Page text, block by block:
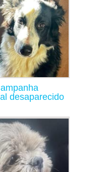
desaparecido